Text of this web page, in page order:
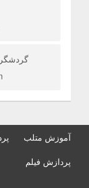
آموزش متلب
پردازش فیلم